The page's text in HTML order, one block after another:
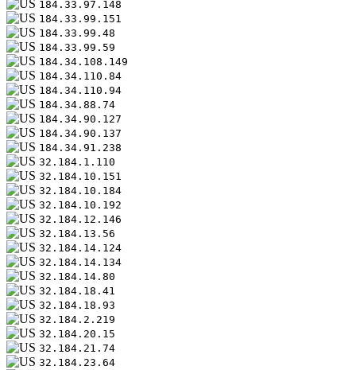
184.33.97.148
184.33.99.151
184.33.99.48
184.33.99.59
184.34.108.149
184.34.110.84
184.34.110.94
184.34.88.74
184.34.90.127
184.34.90.137
184.34.91.238
32.184.1.110
32.184.10.151
32.184.10.184
32.184.10.192
32.184.12.146
32.184.13.56
32.184.14.124
32.184.14.134
32.184.14.80
32.184.18.41
32.184.18.93
32.184.2.219
32.184.20.15
32.184.21.74
32.184.23.64